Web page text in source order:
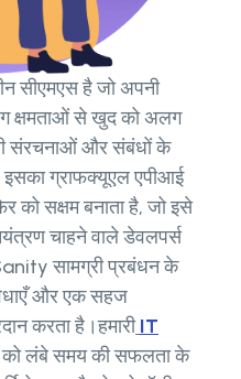
सीएमएस है जो अपनी
क्षमताओं से खुद को अलग
संरचनाओं और संबंधों के
इसका ग्राफक्यूएल एपीआई
को सक्षम बनाता है, जो इसे
चाहने वाले डेवलपर्स
सामग्री प्रबंधन के
और एक सहज
करता है।हमारी IT
को लंबे समय की सफलता के